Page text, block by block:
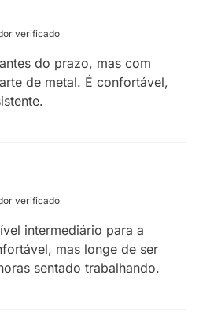
verificado
do prazo, mas com
de metal. É confortável,
verificado
intermediário para a
mas longe de ser
sentado trabalhando.